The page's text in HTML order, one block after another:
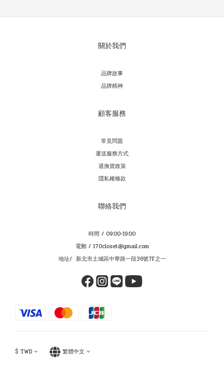
關於我們
品牌故事
品牌精神
顧客服務
常見問題
運送服務方式
退換貨政策
隱私權條款
聯絡我們
時間 / 09:00-19:00
電郵 / 170closet@gmail.com
地址/ 新北市土城區中華路一段36號7F之一
$ TWD 繁體中文